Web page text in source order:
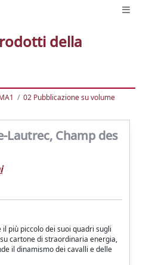
della
02 Pubblicazione su volume
Lautrec, Champ des
più piccolo dei suoi quadri sugli
cartone di straordinaria energia,
il dinamismo dei cavalli e delle